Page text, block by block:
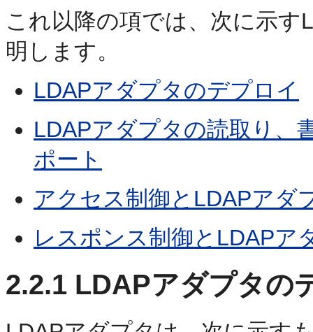
これ以降の項では、次に示
明します。
LDAPアダプタのデプロイ
LDAPアダプタの読取り、
ポート
アクセス制御とLDAPアダ
レスポンス制御とLDAPア
2.2.1 LDAPアダプタの